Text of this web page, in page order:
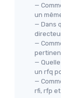
—
un
— Dans
—
—
un rfq
—
rfi, rfp